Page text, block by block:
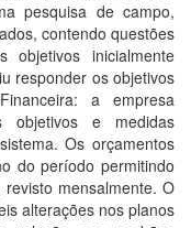
pesquisa de campo,
contendo questões
objetivos inicialmente
responder os objetivos
a empresa
e medidas
Os orçamentos
do período permitindo
mensalmente. O
alterações nos planos